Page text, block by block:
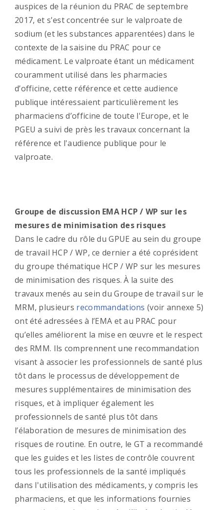
auspices de la réunion du PRAC de septembre
2017, et s'est concentrée sur le valproate de
sodium (et les substances apparentées) dans le
contexte de la saisine du PRAC pour ce
médicament. Le valproate étant un médicament
couramment utilisé dans les pharmacies
d’officine, cette référence et cette audience
publique intéressaient particulièrement les
pharmaciens d’officine de toute l'Europe, et le
PGEU a suivi de près les travaux concernant la
référence et l'audience publique pour le
valproate.
Groupe de discussion EMA HCP / WP sur les
mesures de minimisation des risques
Dans le cadre du rôle du GPUE au sein du groupe
de travail HCP / WP, ce dernier a été coprésident
du groupe thématique HCP / WP sur les mesures
de minimisation des risques. À la suite des
travaux menés au sein du Groupe de travail sur le
MRM, plusieurs recommandations (voir annexe 5)
ont été adressées à l’EMA et au PRAC pour
qu’elles améliorent la mise en œuvre et le respect
des RMM. Ils comprennent une recommandation
visant à associer les professionnels de santé plus
tôt dans le processus de développement de
mesures supplémentaires de minimisation des
risques, et à impliquer également les
professionnels de santé plus tôt dans
l’élaboration de mesures de minimisation des
risques de routine. En outre, le GT a recommandé
que les guides et les listes de contrôle couvrent
tous les professionnels de la santé impliqués
dans l'utilisation des médicaments, y compris les
pharmaciens, et que les informations fournies